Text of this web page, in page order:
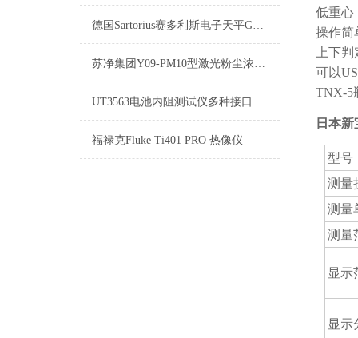
德国Sartorius赛多利斯电子天平GL822-1SCN
苏净集团Y09-PM10型激光粉尘浓度测试仪
UT3563电池内阻测试仪多种接口可用于高速自动化产线中
福禄克Fluke Ti401 PRO 热像仪
低重心
操作简
上下
可以
TNX-5
日本新
型号
测量
测量
测量
显示
显示